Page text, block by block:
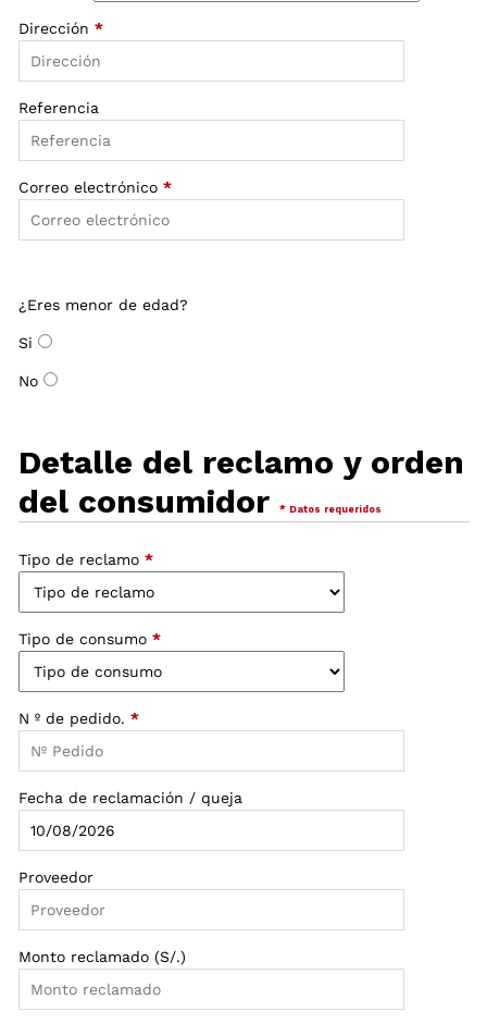
Dirección *
Referencia
Correo electrónico *
¿Eres menor de edad?
Si
No
Detalle del reclamo y orden
del consumidor
* Datos requeridos
Tipo de reclamo *
Tipo de consumo *
N º de pedido. *
Fecha de reclamación / queja
Proveedor
Monto reclamado (S/.)